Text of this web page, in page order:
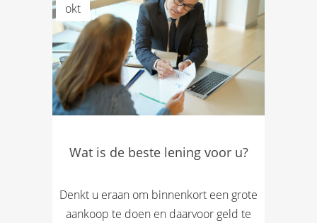
okt
Wat is de beste lening voor u?
Denkt u eraan om binnenkort een grote
aankoop te doen en daarvoor geld te